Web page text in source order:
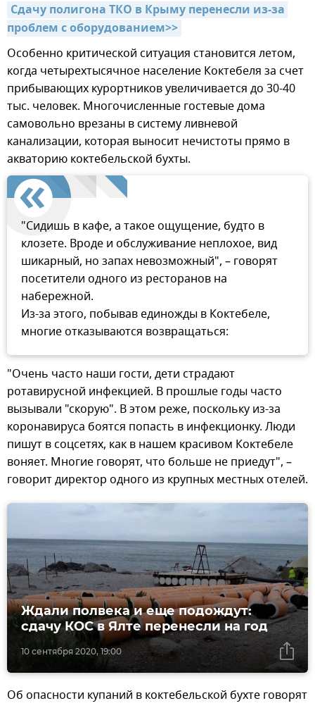
Сдачу полигона ТКО в Крыму перенесли из-за
проблем с оборудованием>>
Особенно критической ситуация становится летом,
когда четырехтысячное население Коктебеля за счет
прибывающих курортников увеличивается до 30-40
тыс. человек. Многочисленные гостевые дома
самовольно врезаны в систему ливневой
канализации, которая выносит нечистоты прямо в
акваторию коктебельской бухты.
"Сидишь в кафе, а такое ощущение, будто в
клозете. Вроде и обслуживание неплохое, вид
шикарный, но запах невозможный", – говорят
посетители одного из ресторанов на
набережной.
Из-за этого, побывав единожды в Коктебеле,
многие отказываются возвращаться:
"Очень часто наши гости, дети страдают
ротавирусной инфекцией. В прошлые годы часто
вызывали "скорую". В этом реже, поскольку из-за
коронавируса боятся попасть в инфекционку. Люди
пишут в соцсетях, как в нашем красивом Коктебеле
воняет. Многие говорят, что больше не приедут", –
говорит директор одного из крупных местных отелей.
10 сентября 2020, 19:00
Ждали полвека и еще подождут:
сдачу КОС в Ялте перенесли на год
Об опасности купаний в коктебельской бухте говорят